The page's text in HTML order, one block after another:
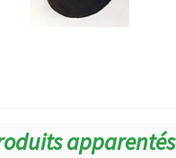
ou Monitor 105ft
apparentés